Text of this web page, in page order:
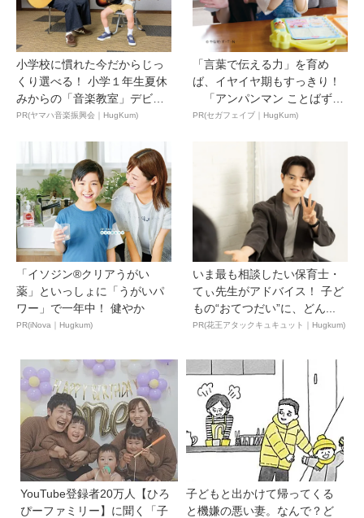
小学校に慣れた今だからじっ
くり選べる！ 小学１年生夏休
みからの「音楽教室」デビ
ュ...
PR(ヤマハ音楽振興会｜HugKum)
「言葉で伝える力」を育め
ば、イヤイヤ期もすっきり！
「アンパンマン ことばずか
ん...
PR(セガフェイブ｜HugKum)
「イソジン®クリアうがい
薬」といっしょに「うがいパ
ワー」で一年中！ 健やか
PR(iNova｜Hugkum)
いま最も相談したい保育士・
てぃ先生がアドバイス！ 子ど
もの“おてつだい”に、どん...
PR(花王アタックキュキュット｜Hugkum)
YouTube登録者20万人【ひろ
ぴーファミリー】に聞く「子
子どもと出かけて帰ってくる
と機嫌の悪い妻。なんで？ど